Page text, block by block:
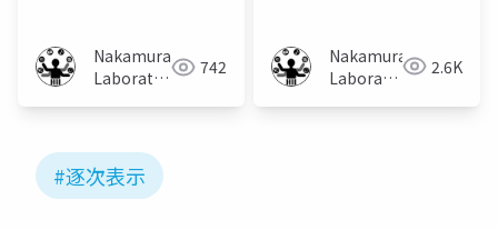
Nakamura
Laboratory
742
Nakamura
Laboratory
2.6K
#逐次表示